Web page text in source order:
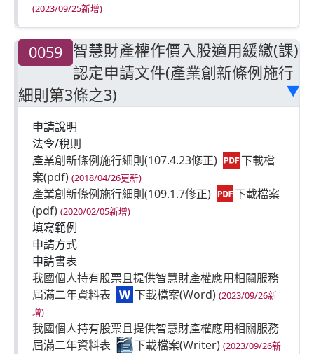
(2023/09/25新增)
0059 智慧財產權作價入股適用緩繳(課)
認定申請文件(產業創新條例施行
細則第3條之3)
▶
申請說明
法令/稅則
產業創新條例施行細則(107.4.23修正)
(2018/04/26更新)
產業創新條例施行細則(109.1.7修正)
(2020/02/05新增)
填寫範例
申請方式
申請書表
我國個人持有股票且提供智慧財產權應用相關服務
屆滿二年資料表
(2023/09/26新
增)
我國個人持有股票且提供智慧財產權應用相關服務
屆滿二年資料表
(2023/09/26新